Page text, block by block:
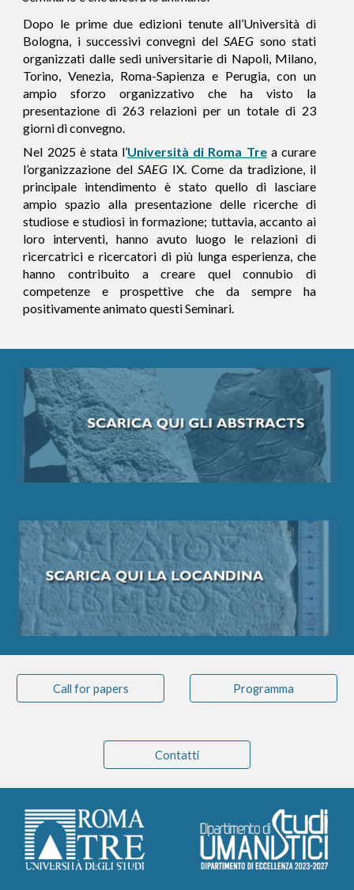
Dopo le prime due edizioni tenute all’Università di
Bologna, i successivi convegni delSAEG sono stati
organizzati dalle sedi universitarie di Napoli, Milano,
Torino, Venezia, Roma-Sapienza e Perugia, con un
ampio sforzo organizzativo che ha visto la
presentazione di 263 relazioni per un totale di 23
giorni di convegno.
Nel 2025 è stata l’Università di Roma Trea curare
l’organizzazione del SAEG IX. Come da tradizione, il
principale intendimento è stato quello di lasciare
ampio spazio alla presentazione delle ricerche di
studiose e studiosi in formazione; tuttavia, accanto ai
loro interventi, hanno avuto luogo le relazioni di
ricercatrici e ricercatori di più lunga esperienza, che
hanno contribuito a creare quel connubio di
competenze e prospettive che da sempre ha
positivamente animato questi Seminari.
Call for papers Programma
Contatti